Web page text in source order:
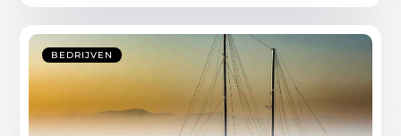
BEDRIJVEN